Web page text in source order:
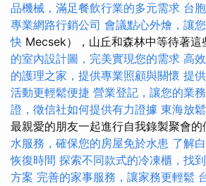
品機械，滿足餐飲行業的多元需求 台
專業網路行銷公司 會議點心外燴，讓
快 Mecsek），山丘和森林中等待著這
的室內設計圖，完美實現您的需求 高
的護理之家，提供專業照顧與關懷 提
活動更輕鬆便捷 營業登記，讓您的業
證，徵信社如何提供有力證據 東海放
最親愛的朋友一起進行自我錄製聚會的
水服務，確保您的房屋免於水患 了解
恢復時間 探索不同款式的冷凍櫃，找
方案 完善的家事服務，讓家務更輕鬆